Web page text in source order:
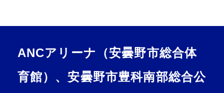
ANCアリーナ（安曇野市総合体
育館）、安曇野市豊科南部総合公